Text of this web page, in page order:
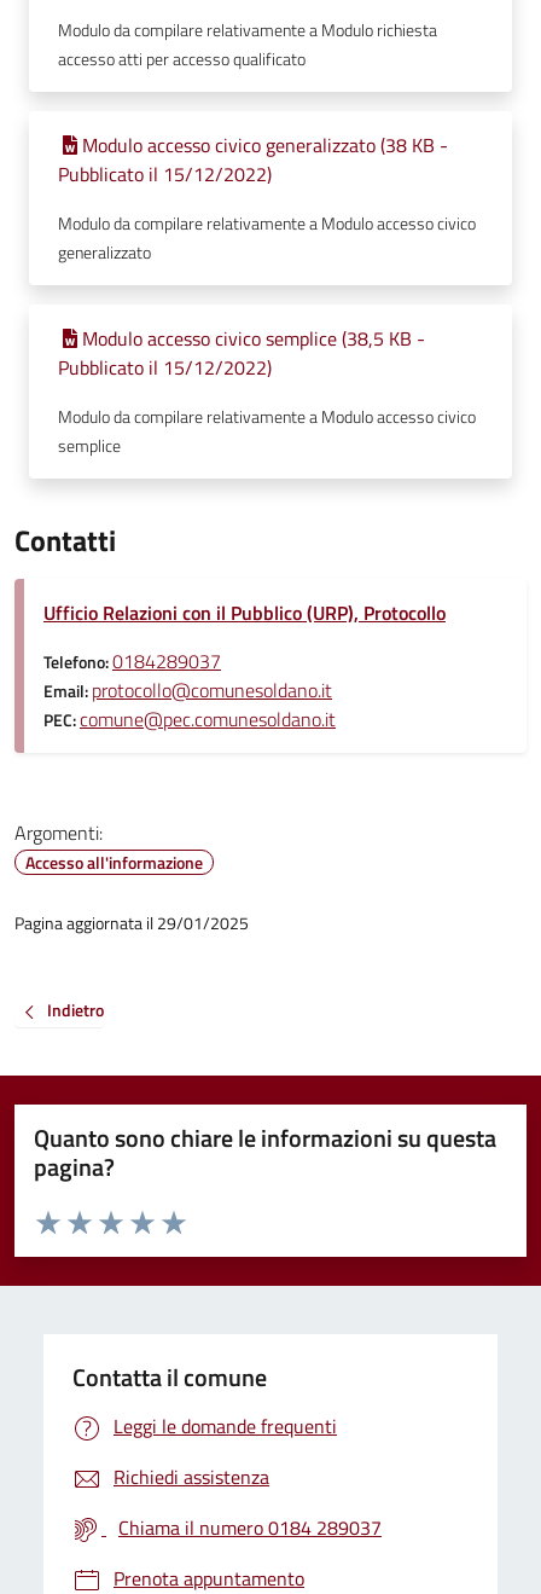
Modulo da compilare relativamente a Modulo richiesta
accesso atti per accesso qualificato
Modulo accesso civico generalizzato (38 KB -
Pubblicato il 15/12/2022)
Modulo da compilare relativamente a Modulo accesso civico
generalizzato
Modulo accesso civico semplice (38,5 KB -
Pubblicato il 15/12/2022)
Modulo da compilare relativamente a Modulo accesso civico
semplice
Contatti
Ufficio Relazioni con il Pubblico (URP), Protocollo
Telefono:0184289037
Email:protocollo@comunesoldano.it
PEC:comune@pec.comunesoldano.it
Argomenti:
Accesso all'informazione
Pagina aggiornata il 29/01/2025
Indietro
Quanto sono chiare le informazioni su questa
pagina?
Valuta da 1 a 5 stelle la pagina
Valuta 5 stelle su 5
Valuta 4 stelle su 5
Valuta 3 stelle su 5
Valuta 2 stelle su 5
Valuta 1 stelle su 5
Contatta il comune
Leggi le domande frequenti
Richiedi assistenza
Chiama il numero 0184 289037
Prenota appuntamento